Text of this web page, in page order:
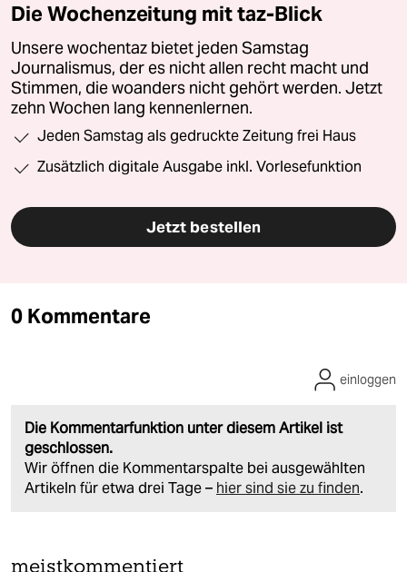
Die Wochenzeitung mit taz-Blick
Unsere wochentaz bietet jeden Samstag
Journalismus, der es nicht allen recht macht und
Stimmen, die woanders nicht gehört werden. Jetzt
zehn Wochen lang kennenlernen.
Jeden Samstag als gedruckte Zeitung frei Haus
Zusätzlich digitale Ausgabe inkl. Vorlesefunktion
Jetzt bestellen
0 Kommentare
Die Kommentarfunktion unter diesem Artikel ist
geschlossen.
Wir öffnen die Kommentarspalte bei ausgewählten
Artikeln für etwa drei Tage – hier sind sie zu finden.
einloggen
meistkommentiert